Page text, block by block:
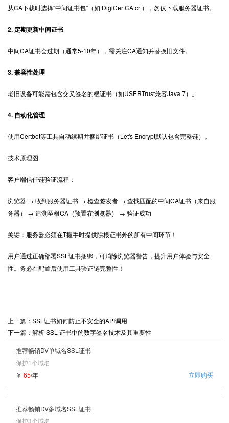
从CA下载时选择“中间证书包”（如 DigiCertCA.crt），勿仅下载服务器证书。
2. 定期更新中间证书
中间CA证书会过期（通常5-10年），需关注CA通知并替换旧文件。
3. 兼容性处理
老旧设备可能需包含交叉签名的根证书（如USERTrust兼容Java 7）。
4. 自动化管理
使用Certbot等工具自动续期并捆绑证书（Let's Encrypt默认包含完整链）。
技术原理图
客户端信任链验证流程：
浏览器 → 收到服务器证书 → 检查签发者 → 查找匹配的中间CA证书（来自服
务器） → 追溯至根CA（预置在浏览器） → 验证成功
关键：服务器必须在T握手时提供除根证书外的所有中间环节！
用户通过正确部署SSL证书捆绑，可消除浏览器警告，提升用户体验与安全
性。务必在配置后使用工具验证链完整性！
上一篇：SSL证书如何防止不安全的API调用
下一篇：解析 SSL 证书中的数字签名技术及其重要性
推荐畅销DV单域名SSL证书
保护1个域名
立即购买
￥ 65/年
推荐畅销DV多域名SSL证书
保护3个域名